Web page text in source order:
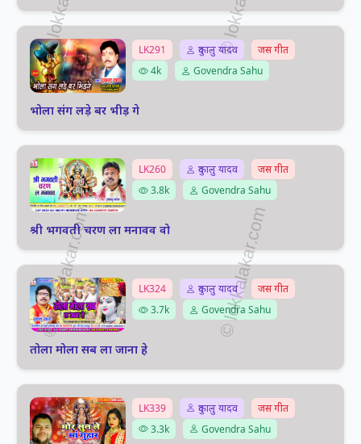
LK291 दुकालु यादव
जस गीत
4k
Govendra Sahu
भोला संग लड़े बर भीड़ गे
LK260 दुकालु यादव
जस गीत
3.8k
Govendra Sahu
श्री भगवती चरण ला मनावव वो
LK324 दुकालु यादव
जस गीत
3.7k
Govendra Sahu
तोला मोला सब ला जाना हे
LK339 दुकालु यादव
जस गीत
3.3k
Govendra Sahu